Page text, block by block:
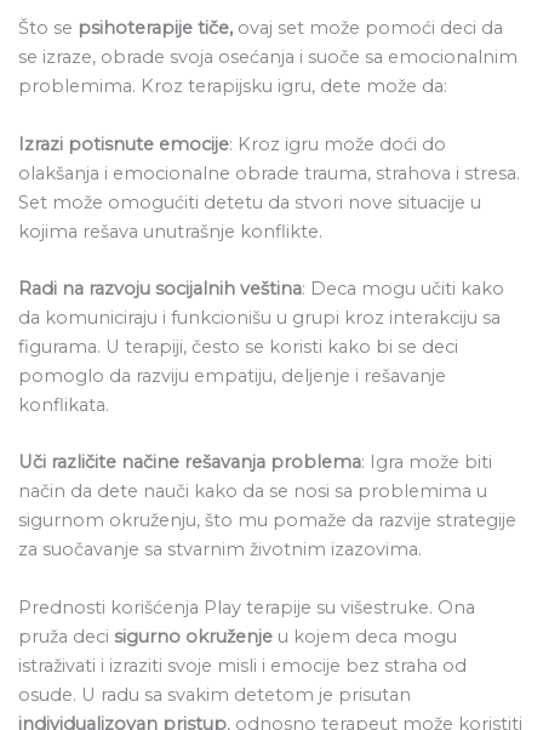
Što se psihoterapije tiče, ovaj set može pomoći deci da
se izraze, obrade svoja osećanja i suoče sa emocionalnim
problemima. Kroz terapijsku igru, dete može da:
Izrazi potisnute emocije: Kroz igru može doći do
olakšanja i emocionalne obrade trauma, strahova i stresa.
Set može omogućiti detetu da stvori nove situacije u
kojima rešava unutrašnje konflikte.
Radi na razvoju socijalnih veština: Deca mogu učiti kako
da komuniciraju i funkcionišu u grupi kroz interakciju sa
figurama. U terapiji, često se koristi kako bi se deci
pomoglo da razviju empatiju, deljenje i rešavanje
konflikata.
Uči različite načine rešavanja problema: Igra može biti
način da dete nauči kako da se nosi sa problemima u
sigurnom okruženju, što mu pomaže da razvije strategije
za suočavanje sa stvarnim životnim izazovima.
Prednosti korišćenja Play terapije su višestruke. Ona
pruža deci sigurno okruženje u kojem deca mogu
istraživati i izraziti svoje misli i emocije bez straha od
osude. U radu sa svakim detetom je prisutan
individualizovan pristup, odnosno terapeut može koristiti